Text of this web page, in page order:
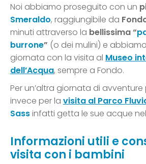
Noi abbiamo proseguito con un
Smeraldo, raggiungibile da
minuti attraverso la bellissima “
burrone” (o dei mulini) e
giornata con la visita al Museo
dell’Acqua, sempre a Fondo.
Per un’altra giornata di
invece per la visita al Parco
Sassinfatti getta le sue acque nel
Informazioni utili e
visita con i bambini